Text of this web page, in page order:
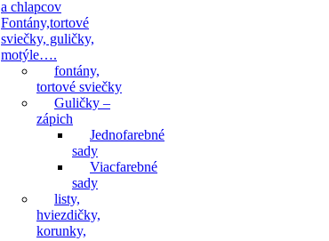
a chlapcov
Fontány,tortové
sviečky, guličky,
motýle….
fontány,
tortové sviečky
Guličky –
zápich
Jednofarebné
sady
Viacfarebné
sady
listy,
hviezdičky,
korunky,